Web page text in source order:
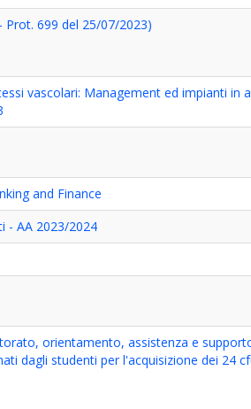
Prot. 699 del 25/07/2023)
vascolari: Management ed impianti in
and Finance
- AA 2023/2024
orientamento, assistenza e
dagli studenti per l'acquisizione dei 24